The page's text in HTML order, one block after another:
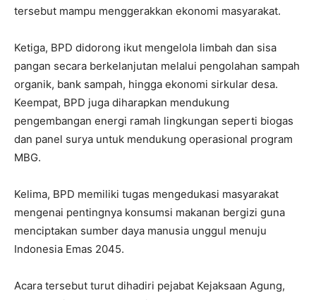
tersebut mampu menggerakkan ekonomi masyarakat.
Ketiga, BPD didorong ikut mengelola limbah dan sisa
pangan secara berkelanjutan melalui pengolahan sampah
organik, bank sampah, hingga ekonomi sirkular desa.
Keempat, BPD juga diharapkan mendukung
pengembangan energi ramah lingkungan seperti biogas
dan panel surya untuk mendukung operasional program
MBG.
Kelima, BPD memiliki tugas mengedukasi masyarakat
mengenai pentingnya konsumsi makanan bergizi guna
menciptakan sumber daya manusia unggul menuju
Indonesia Emas 2045.
Acara tersebut turut dihadiri pejabat Kejaksaan Agung,